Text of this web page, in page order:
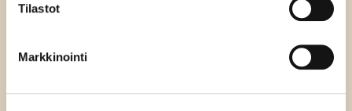
Tilastot
Markkinointi
Kokoomuksen ylimielisyys